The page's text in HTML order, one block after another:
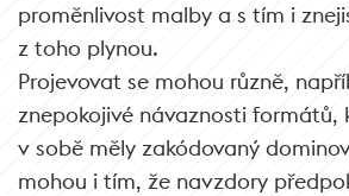
proměnlivost malby a s tím i
z toho plynou.
Projevovat se mohou různě,
znepokojivé návaznosti formátů,
v sobě měly zakódovaný
mohou i tím, že navzdory